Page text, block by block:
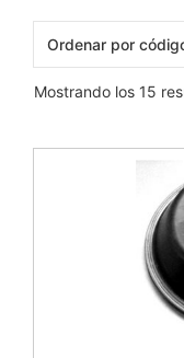
Mostrando los 15